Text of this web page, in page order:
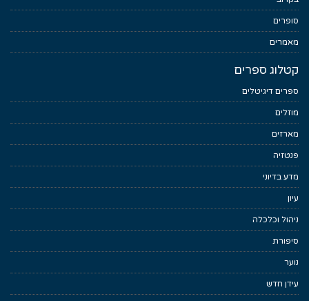
סופרים
מאמרים
קטלוג ספרים
ספרים דיגיטלים
מוזלים
מארזים
פנטזיה
מדע בדיוני
עיון
ניהול וכלכלה
סיפורת
נוער
עידן חדש